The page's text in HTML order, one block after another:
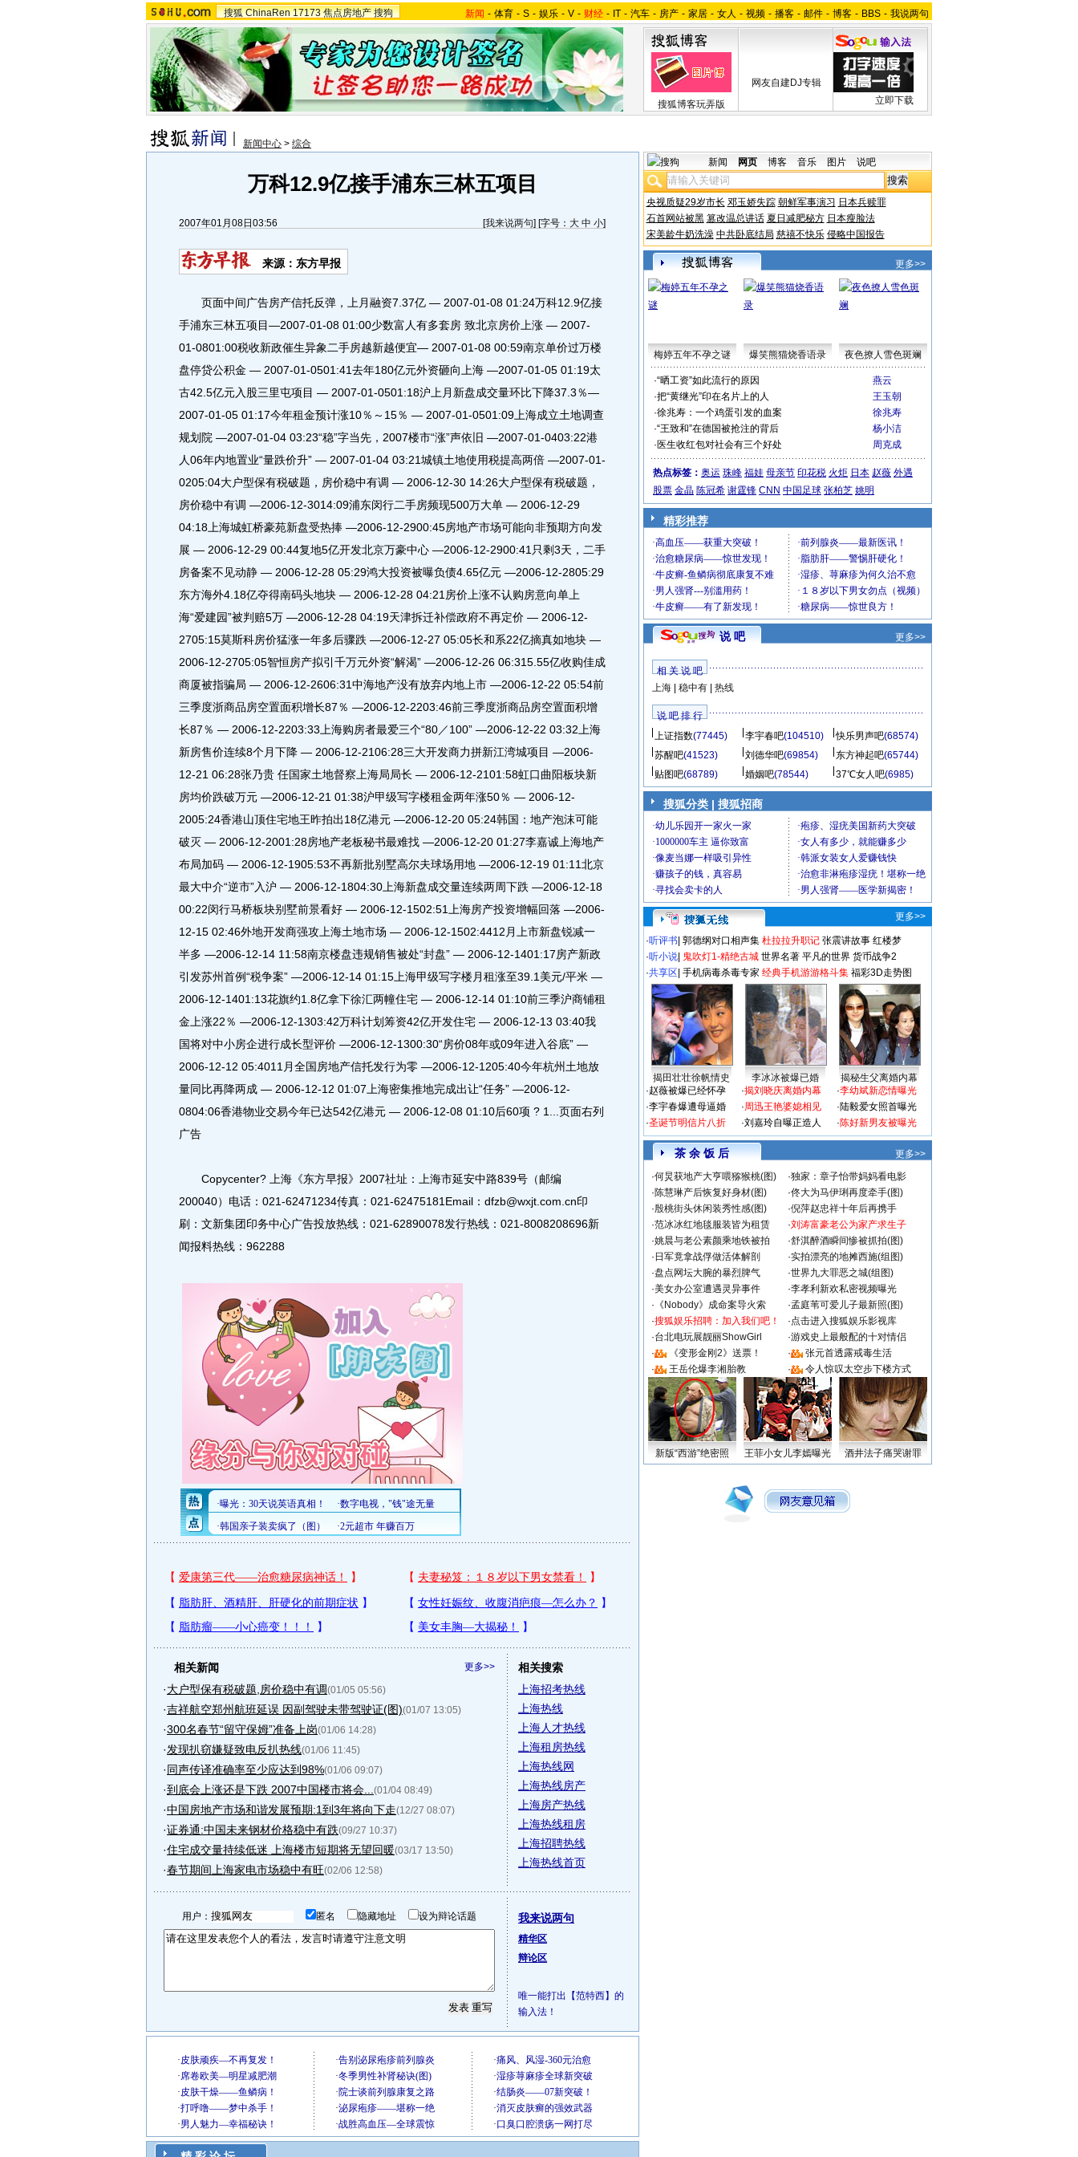
搜狐 ChinaRen 17173 焦点房地产 搜狗 新闻 - 体育 - S - 娱乐 - V - 财经 - IT - 汽车 - 房产 - 家居 - 女人 - 视频 - 播客 - 邮件 - 博客 - BBS - 我说两句
搜狐博客玩弄版
网友自建DJ专辑
立即下载
新闻中心 > 综合
万科12.9亿接手浦东三林五项目
2007年01月08日03:56 [我来说两句] [字号： 大 中 小]
来源：东方早报
页面中间广告房产信托反弹，上月融资7.37亿 — 2007-01-08 01:24万科12.9亿接
手浦东三林五项目—2007-01-08 01:00少数富人有多套房 致北京房价上涨 — 2007-
01-0801:00税收新政催生异象二手房越新越便宜— 2007-01-08 00:59南京单价过万楼
盘停贷公积金 — 2007-01-0501:41去年180亿元外资砸向上海 —2007-01-05 01:19太
古42.5亿元入股三里屯项目 — 2007-01-0501:18沪上月新盘成交量环比下降37.3％—
2007-01-05 01:17今年租金预计涨10％～15％ — 2007-01-0501:09上海成立土地调查
规划院 —2007-01-04 03:23“稳”字当先，2007楼市“涨”声依旧 —2007-01-0403:22港
人06年内地置业“量跌价升” — 2007-01-04 03:21城镇土地使用税提高两倍 —2007-01-
0205:04大户型保有税破题，房价稳中有调 — 2006-12-30 14:26大户型保有税破题，
房价稳中有调 —2006-12-3014:09浦东闵行二手房频现500万大单 — 2006-12-29
04:18上海城虹桥豪苑新盘受热捧 —2006-12-2900:45房地产市场可能向非预期方向发
展 — 2006-12-29 00:44复地5亿开发北京万豪中心 —2006-12-2900:41只剩3天，二手
房备案不见动静 — 2006-12-28 05:29鸿大投资被曝负债4.65亿元 —2006-12-2805:29
东方海外4.18亿夺得南码头地块 — 2006-12-28 04:21房价上涨不认购房意向单上
海“爱建园”被判赔5万 —2006-12-28 04:19天津拆迁补偿政府不再定价 — 2006-12-
2705:15莫斯科房价猛涨一年多后骤跌 —2006-12-27 05:05长和系22亿摘真如地块 —
2006-12-2705:05智恒房产拟引千万元外资“解渴” —2006-12-26 06:315.55亿收购佳成
商厦被指骗局 — 2006-12-2606:31中海地产没有放弃内地上市 —2006-12-22 05:54前
三季度浙商品房空置面积增长87％ —2006-12-2203:46前三季度浙商品房空置面积增
长87％ — 2006-12-2203:33上海购房者最爱三个“80／100” —2006-12-22 03:32上海
新房售价连续8个月下降 — 2006-12-2106:28三大开发商力拼新江湾城项目 —2006-
12-21 06:28张乃贵 任国家土地督察上海局局长 — 2006-12-2101:58虹口曲阳板块新
房均价跌破万元 —2006-12-21 01:38沪甲级写字楼租金两年涨50％ — 2006-12-
2005:24香港山顶住宅地王昨拍出18亿港元 —2006-12-20 05:24韩国：地产泡沫可能
破灭 — 2006-12-2001:28房地产老板秘书最难找 —2006-12-20 01:27李嘉诚上海地产
布局加码 — 2006-12-1905:53不再新批别墅高尔夫球场用地 —2006-12-19 01:11北京
最大中介“逆市”入沪 — 2006-12-1804:30上海新盘成交量连续两周下跌 —2006-12-18
00:22闵行马桥板块别墅前景看好 — 2006-12-1502:51上海房产投资增幅回落 —2006-
12-15 02:46外地开发商强攻上海土地市场 — 2006-12-1502:4412月上市新盘锐减一
半多 —2006-12-14 11:58南京楼盘违规销售被处“封盘” — 2006-12-1401:17房产新政
引发苏州首例“税争案” —2006-12-14 01:15上海甲级写字楼月租涨至39.1美元/平米 —
2006-12-1401:13花旗约1.8亿拿下徐汇两幢住宅 — 2006-12-14 01:10前三季沪商铺租
金上涨22％ —2006-12-1303:42万科计划筹资42亿开发住宅 — 2006-12-13 03:40我
国将对中小房企进行成长型评价 —2006-12-1300:30“房价08年或09年进入谷底” —
2006-12-12 05:4011月全国房地产信托发行为零 —2006-12-1205:40今年杭州土地放
量同比再降两成 — 2006-12-12 01:07上海密集推地完成出让“任务” —2006-12-
0804:06香港物业交易今年已达542亿港元 — 2006-12-08 01:10后60项 ? 1...页面右列
广告
Copycenter? 上海《东方早报》2007社址：上海市延安中路839号（邮编
200040）电话：021-62471234传真：021-62475181Email：dfzb@wxjt.com.cn印
刷：文新集团印务中心广告投放热线：021-62890078发行热线：021-8008208696新
闻报料热线：962288
更多>>
相关新闻
·大户型保有税破题,房价稳中有调(01/05 05:56)
·吉祥航空郑州航班延误 因副驾驶未带驾驶证(图)(01/07 13:05)
·300名春节“留守保姆”准备上岗(01/06 14:28)
·发现扒窃嫌疑致电反扒热线(01/06 11:45)
·同声传译准确率至少应达到98%(01/06 09:07)
·到底会上涨还是下跌 2007中国楼市将会... (01/04 08:49)
·中国房地产市场和谐发展预期:1到3年将向下走(12/27 08:07)
·证券通:中国未来钢材价格稳中有跌(09/27 10:37)
·住宅成交量持续低迷 上海楼市短期将无望回暖(03/17 13:50)
·春节期间上海家电市场稳中有旺(02/06 12:58)
相关搜索
上海招考热线
上海热线
上海人才热线
上海租房热线
上海热线网
上海热线房产
上海房产热线
上海热线租房
上海招聘热线
上海热线首页
用户： 匿名 隐藏地址 设为辩论话题 我来说两句
精华区
辩论区
唯一能打出【范特西】的
输入法！
新闻 网页 博客 音乐 图片 说吧
央视质疑29岁市长 邓玉娇失踪 朝鲜军事演习 日本兵赎罪
石首网站被黑 篡改温总讲话 夏日减肥秘方 日本瘦脸法
宋美龄牛奶洗澡 中共卧底结局 慈禧不快乐 侵略中国报告
更多>>
梅婷五年不孕之谜 爆笑熊猫烧香语录 夜色撩人雪色斑斓
·“晒工资”如此流行的原因
燕云
·把“黄继光”印在名片上的人
王玉朝
·徐兆寿：一个鸡蛋引发的血案
徐兆寿
·“王致和”在德国被抢注的背后
杨小洁
· 医生收红包对社会有三个好处 周克成
热点标签： 奥运 珠峰 福娃 母亲节 印花税 火炬 日本 赵薇 外遇
股票 金晶 陈冠希 谢霆锋 CNN 中国足球 张柏芝 姚明
精彩推荐
说 吧 更多>>
相 关 说 吧
上海| 稳中有| 热线
说 吧 排 行
上证指数(77445) 李宇春吧(104510) 快乐男声吧(68574)
苏醒吧(41523) 刘德华吧(69854) 东方神起吧(65744)
贴图吧(68789) 婚姻吧(78544) 37℃女人吧(6985)
搜狐分类 | 搜狐招商
更多>>
·听评书 郭德纲对口相声集 杜拉拉升职记 张震讲故事 红楼梦
·听小说 鬼吹灯1-精绝古城 世界名著 平凡的世界 货币战争2
·共享区 手机病毒杀毒专家 经典手机游游格斗集 福彩3D走势图
揭田壮壮徐帆情史 李冰冰被爆已婚
揭秘生父离婚内幕
·赵薇被爆已经怀孕
·李宇春爆遭母逼婚
·圣诞节明信片八折
·揭刘晓庆离婚内幕
·周迅王艳婆媳相见
·刘嘉玲自曝正造人
·李幼斌新恋情曝光
·陆毅爱女照首曝光
·陈好新男友被曝光
茶 余 饭 后
更多>>
·何炅获地产大亨喂猕猴桃(图) ·独家：章子怡带妈妈看电影
·陈慧琳产后恢复好身材(图) ·佟大为马伊琍再度牵手(图)
·殷桃街头休闲装秀性感(图) ·倪萍赵忠祥十年后再携手
·范冰冰红地毯服装皆为租赁 ·刘涛富豪老公为家产求生子
·姚晨与老公素颜乘地铁被拍 ·舒淇醉酒瞬间惨被抓拍(图)
· 日军竟拿战俘做活体解剖 ·实拍漂亮的地摊西施(组图)
·盘点网坛大腕的暴烈脾气 ·世界九大罪恶之城(组图)
·美女办公室遭遇灵异事件 ·李孝利新欢私密视频曝光
· 《Nobody》成命案导火索 ·孟庭苇可爱儿子最新照(图)
·搜狐娱乐招聘：加入我们吧！ ·点击进入搜狐娱乐影视库
·台北电玩展靓丽ShowGirl ·游戏史上最般配的十对情侣
·
《变形金刚2》送票！ ·
张元首透露戒毒生活
·
王岳伦爆李湘胎教 · 令人惊叹太空步下楼方式
新版“西游”绝密照 王菲小女儿李嫣曝光 酒井法子痛哭谢罪